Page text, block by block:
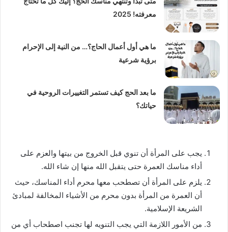
معرفته! 2025
ما هي أول أعمال الحاج؟… من النية إلى الإحرام
برؤية شرعية
ما بعد الحج كيف تستمر التغييرات الروحية في
حياتك؟
يجب على المرأة أن تنوي قبل الخروج من بيتها والعزم على
أداء مناسك العمرة حتى يتقبل الله منها إن شاء الله.
يلزم على المرأة أن تصطحب معها محرم أداء المناسك، حيث
أن العمرة من المرأة بدون محرم من الأشياء المخالفة لمبادئ
الشريعة الإسلامية.
من الأمور اللازمة التي يجب التنويه لها تجنب اصطحاب أي من